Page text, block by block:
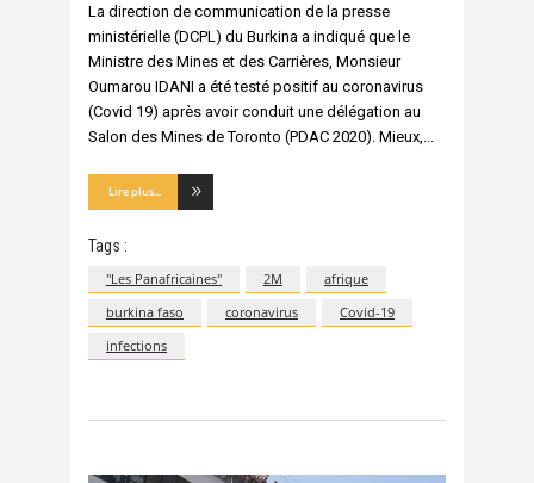
La direction de communication de la presse
ministérielle (DCPL) du Burkina a indiqué que le
Ministre des Mines et des Carrières, Monsieur
Oumarou IDANI a été testé positif au coronavirus
(Covid 19) après avoir conduit une délégation au
Salon des Mines de Toronto (PDAC 2020). Mieux,
Lire plus...
Tags :
"Les Panafricaines" 2M
afrique
burkina faso
coronavirus
Covid-19
infections